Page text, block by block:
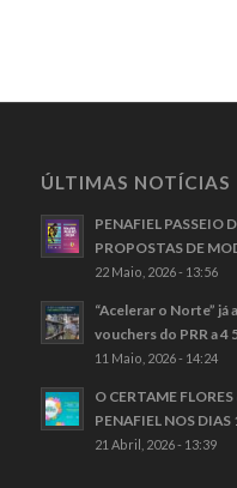
ÚLTIMAS NOTÍCIAS
PENAFIEL PASSEIO
PROPOSTAS DE
22 Maio, 2026 - 13:56
“Acelerar o Norte” já
vouchers do PRR a 4
11 Maio, 2026 - 14:24
O CERTAME
PENAFIEL NOS DIAS
21 Abril, 2026 - 13:39